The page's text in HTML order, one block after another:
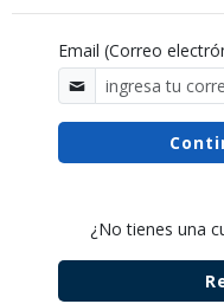
Email (Correo
¿No tienes una